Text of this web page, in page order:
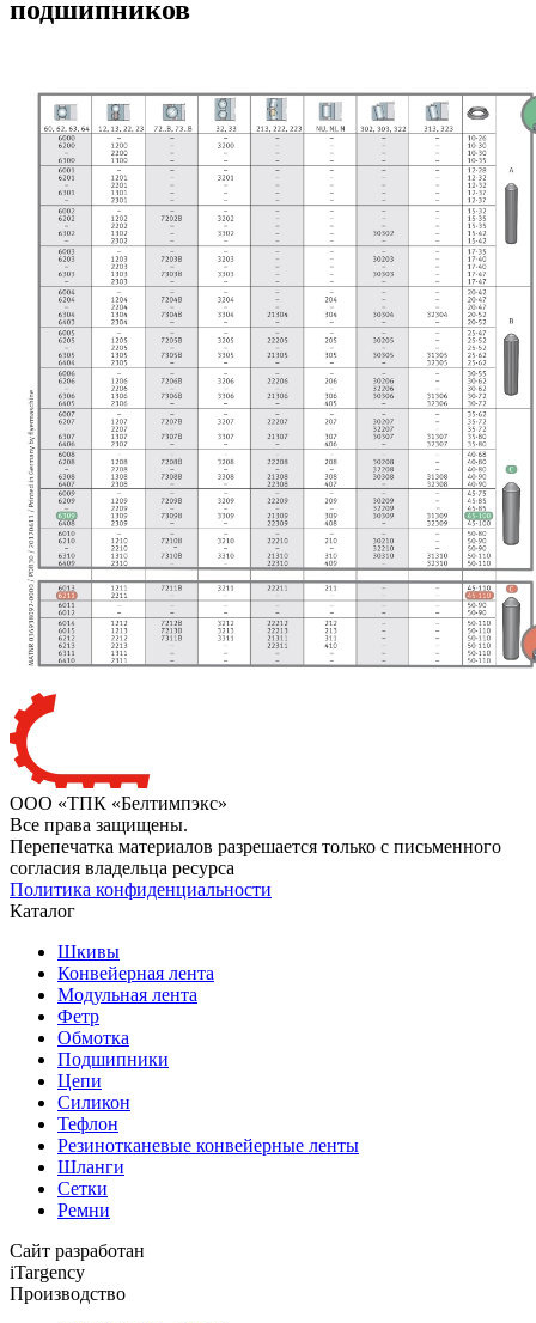
подшипников
ООО «ТПК «Белтимпэкс»
Все права защищены.
Перепечатка материалов разрешается только с письменного
согласия владельца ресурса
Политика конфиденциальности
Каталог
Шкивы
Конвейерная лента
Модульная лента
Фетр
Обмотка
Подшипники
Цепи
Силикон
Тефлон
Резинотканевые конвейерные ленты
Шланги
Сетки
Ремни
Сайт разработан
iTargency
Производство